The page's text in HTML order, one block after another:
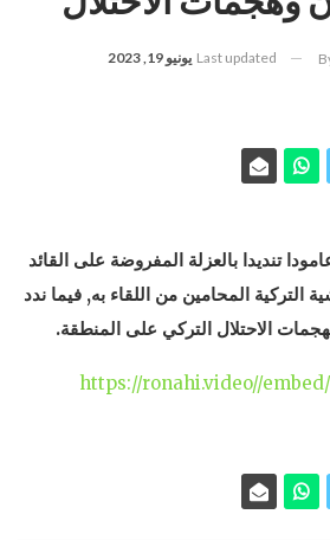
Last updated يونيو 19, 2023
تنديدا بالعزلة المفروضة على القائد
التركية المحامين من اللقاء به, فيما ندد
الاحتلال التركي على المنطقة.
https://ronahi.video//